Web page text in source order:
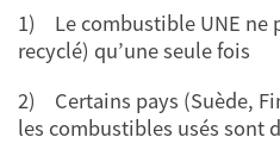
1) Le combustible UNE ne
recyclé) qu’une seule fois
2) Certains pays (Suède,
les combustibles usés sont